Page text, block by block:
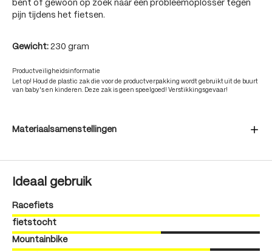
bent of gewoon op zoek naar een probleemoplosser tegen
pijn tijdens het fietsen.
Gewicht: 230 gram
Productveiligheidsinformatie
Let op! Houd de plastic zak die voor de productverpakking wordt gebruikt uit de buurt
van baby's en kinderen. Deze zak is geen speelgoed! Verstikkingsgevaar!
Materiaalsamenstellingen
Ideaal gebruik
Racefiets
fietstocht
Mountainbike